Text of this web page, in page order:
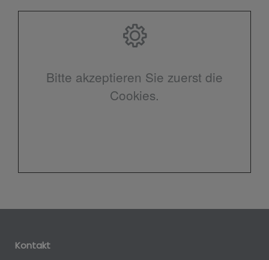
Bitte akzeptieren Sie zuerst die
Cookies.
Kontakt